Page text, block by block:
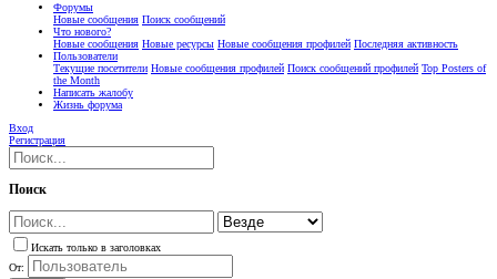
Форумы
Новые сообщения Поиск сообщений
Что нового?
Новые сообщения Новые ресурсы Новые сообщения профилей Последняя активность
Пользователи
Текущие посетители Новые сообщения профилей Поиск сообщений профилей Top Posters of
the Month
Написать жалобу
Жизнь форума
Вход
Регистрация
Поиск
Искать только в заголовках
От: